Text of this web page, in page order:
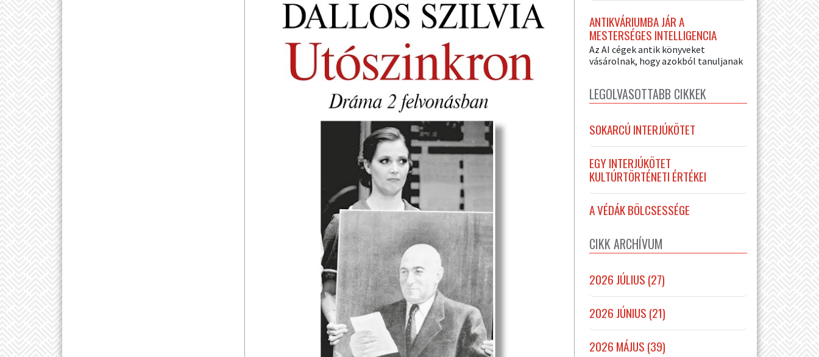
ANTIKVÁRIUMBA JÁR A
MESTERSÉGES INTELLIGENCIA
Az AI cégek antik könyveket
vásárolnak, hogy azokból tanuljanak
LEGOLVASOTTABB CIKKEK
SOKARCÚ INTERJÚKÖTET
EGY INTERJÚKÖTET
KULTÚRTÖRTÉNETI ÉRTÉKEI
A VÉDÁK BÖLCSESSÉGE
CIKK ARCHÍVUM
2026 JÚLIUS (27)
2026 JÚNIUS (21)
2026 MÁJUS (39)